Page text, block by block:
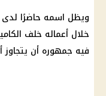
ويظل اسمه حاضرًا لدى
خلال أعماله خلف
فيه جمهوره أن